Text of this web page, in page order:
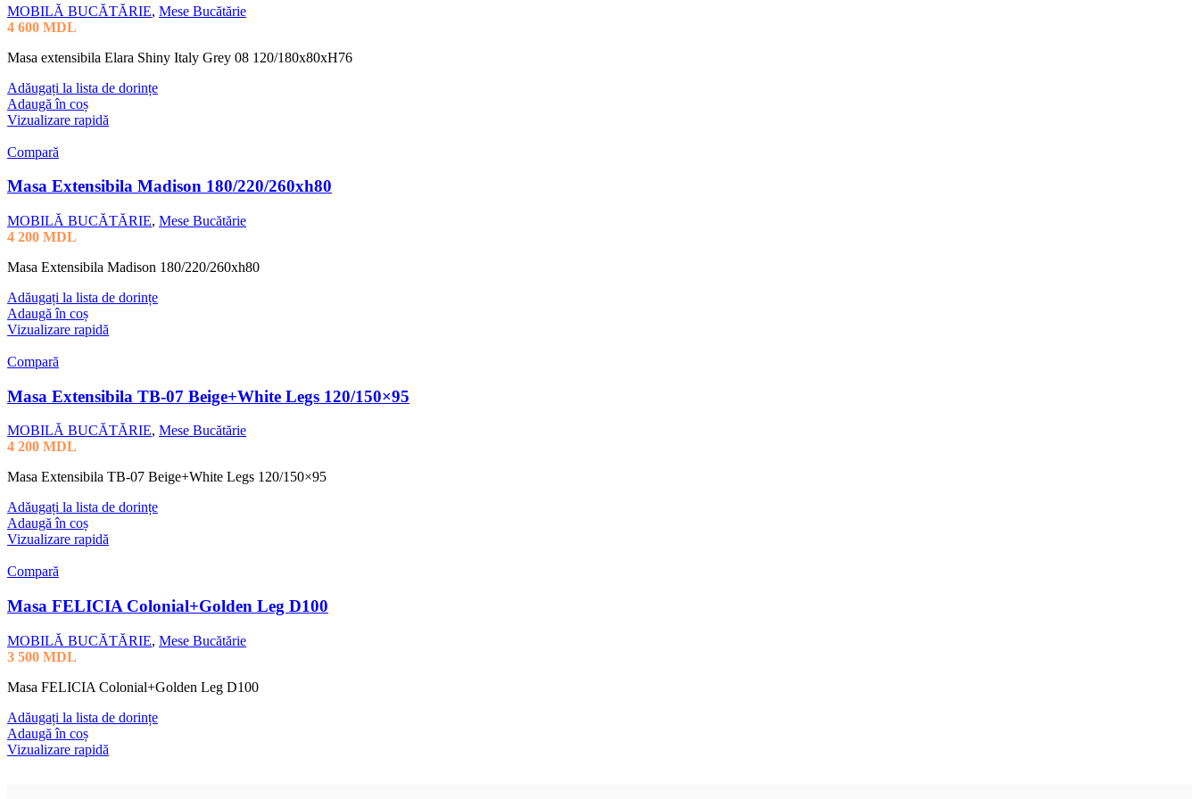
MOBILĂ BUCĂTĂRIE, Mese Bucătărie
4 600 MDL
Masa extensibila Elara Shiny Italy Grey 08 120/180x80xH76
Adăugați la lista de dorințe
Adaugă în coș
Vizualizare rapidă
Compară
Masa Extensibila Madison 180/220/260xh80
MOBILĂ BUCĂTĂRIE, Mese Bucătărie
4 200 MDL
Masa Extensibila Madison 180/220/260xh80
Adăugați la lista de dorințe
Adaugă în coș
Vizualizare rapidă
Compară
Masa Extensibila TB-07 Beige+White Legs 120/150×95
MOBILĂ BUCĂTĂRIE, Mese Bucătărie
4 200 MDL
Masa Extensibila TB-07 Beige+White Legs 120/150×95
Adăugați la lista de dorințe
Adaugă în coș
Vizualizare rapidă
Compară
Masa FELICIA Colonial+Golden Leg D100
MOBILĂ BUCĂTĂRIE, Mese Bucătărie
3 500 MDL
Masa FELICIA Colonial+Golden Leg D100
Adăugați la lista de dorințe
Adaugă în coș
Vizualizare rapidă